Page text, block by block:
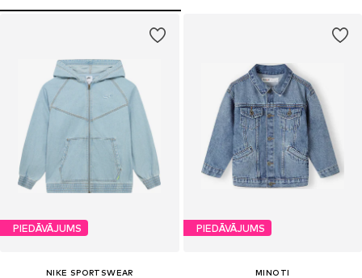
PIEDĀVĀJUMS
NIKE SPORTSWEAR
PIEDĀVĀJUMS
MINOTI